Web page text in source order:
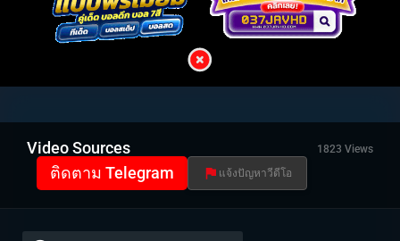
Video Sources 1823 Views
ติดตาม Telegram แจ้งปัญหาวีดีโอ